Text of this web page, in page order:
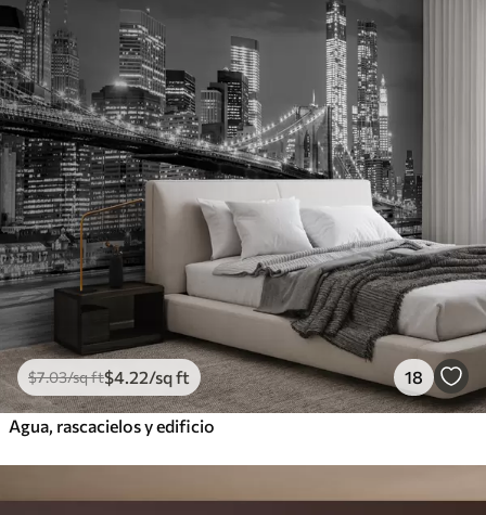
$7.03/sq ft$4 .22/sq ft 18
Agua, rascacielos y edificio